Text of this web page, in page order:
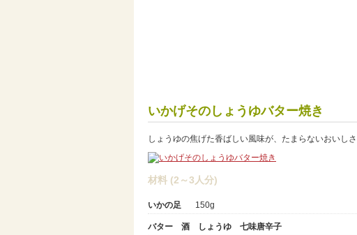
いかげそのしょうゆバター焼き
しょうゆの焦げた香ばしい風味が、たまらないおいし
材料 (2～3人分)
いかの足 150g
バター 酒 しょうゆ 七味唐辛子